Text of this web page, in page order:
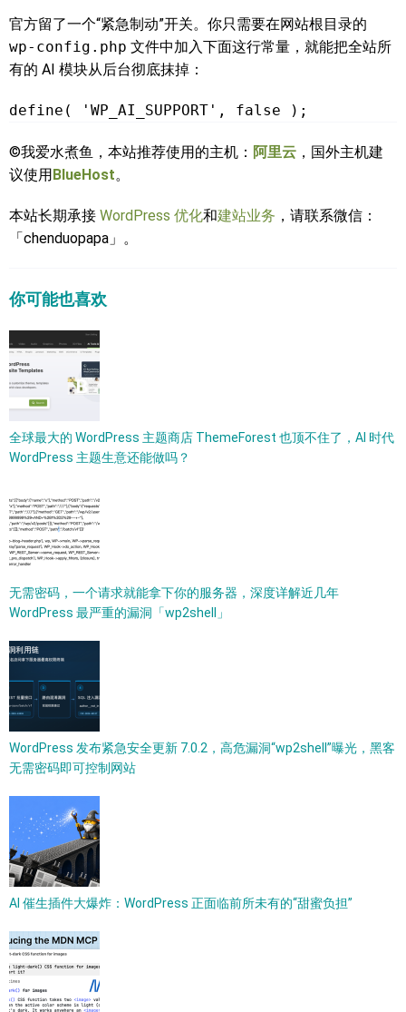
官方留了一个“紧急制动”开关。你只需要在网站根目录的
wp-config.php 文件中加入下面这行常量，就能把全站所
有的 AI 模块从后台彻底抹掉：
define( 'WP_AI_SUPPORT', false );
©我爱水煮鱼，本站推荐使用的主机： 阿里云 ，国外主机建
议使用 BlueHost。
本站长期承接 WordPress 优化和建站业务 ，请联系微信：
「chenduopapa」。
你可能也喜欢
全球最大的 WordPress 主题商店 ThemeForest 也顶不住了，AI 时代
WordPress 主题生意还能做吗？
无需密码，一个请求就能拿下你的服务器，深度详解近几年
WordPress 最严重的漏洞「wp2shell」
WordPress 发布紧急安全更新 7.0.2，高危漏洞“wp2shell”曝光，黑客
无需密码即可控制网站
AI 催生插件大爆炸：WordPress 正面临前所未有的“甜蜜负担”